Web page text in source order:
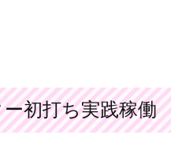
初打ち実践稼働